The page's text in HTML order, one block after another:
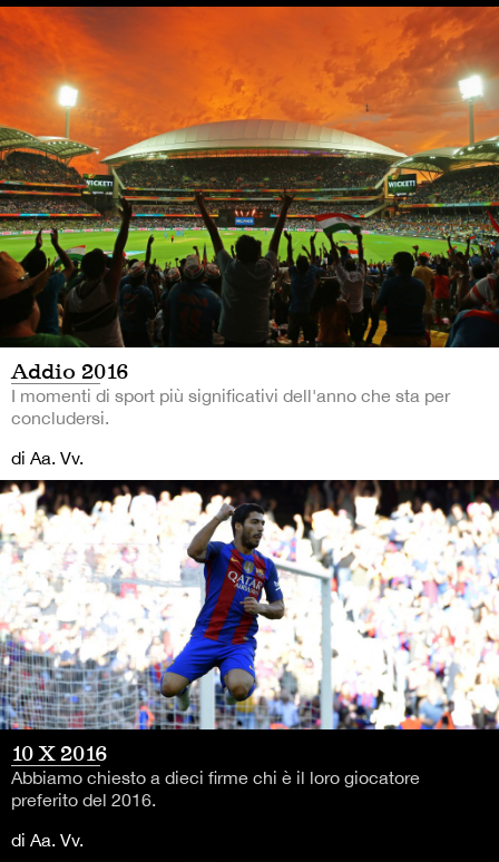
Addio 2016
I momenti di sport più significativi dell'anno che sta per
concludersi.
di Aa. Vv.
10 X 2016
Abbiamo chiesto a dieci firme chi è il loro giocatore
preferito del 2016.
di Aa. Vv.